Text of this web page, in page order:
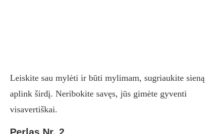
Leiskite sau mylėti ir būti mylimam, sugriaukite sieną
aplink širdį. Neribokite savęs, jūs gimėte gyventi
visavertiškai.